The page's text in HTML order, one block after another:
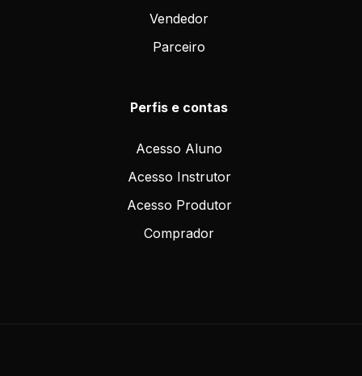
Vendedor
Parceiro
Perfis e contas
Acesso Aluno
Acesso Instrutor
Acesso Produtor
Comprador